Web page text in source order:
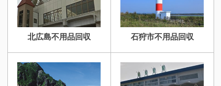
北広島不用品回収 石狩市不用品回収